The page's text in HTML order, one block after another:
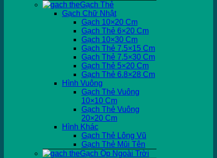
Gạch Thẻ
Gạch Chữ Nhật
Gạch 10×20 Cm
Gạch Thẻ 6×20 Cm
Gạch 10×30 Cm
Gạch Thẻ 7.5×15 Cm
Gạch Thẻ 7.5×30 Cm
Gạch Thẻ 5×20 Cm
Gạch Thẻ 6.8×28 Cm
Hình Vuông
Gạch Thẻ Vuông
10×10 Cm
Gạch Thẻ Vuông
20×20 Cm
Hình Khác
Gạch Thẻ Lông Vũ
Gạch Thẻ Mũi Tên
Gạch Ốp Ngoài Trời